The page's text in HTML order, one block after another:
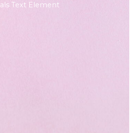
als Text Element